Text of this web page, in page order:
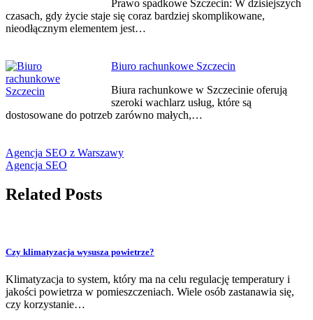
Prawo spadkowe Szczecin: W dzisiejszych
czasach, gdy życie staje się coraz bardziej skomplikowane,
nieodłącznym elementem jest…
Biuro rachunkowe Szczecin
Biura rachunkowe w Szczecinie oferują
szeroki wachlarz usług, które są
dostosowane do potrzeb zarówno małych,…
Agencja SEO z Warszawy
Agencja SEO
Related Posts
Czy klimatyzacja wysusza powietrze?
Klimatyzacja to system, który ma na celu regulację temperatury i
jakości powietrza w pomieszczeniach. Wiele osób zastanawia się,
czy korzystanie…